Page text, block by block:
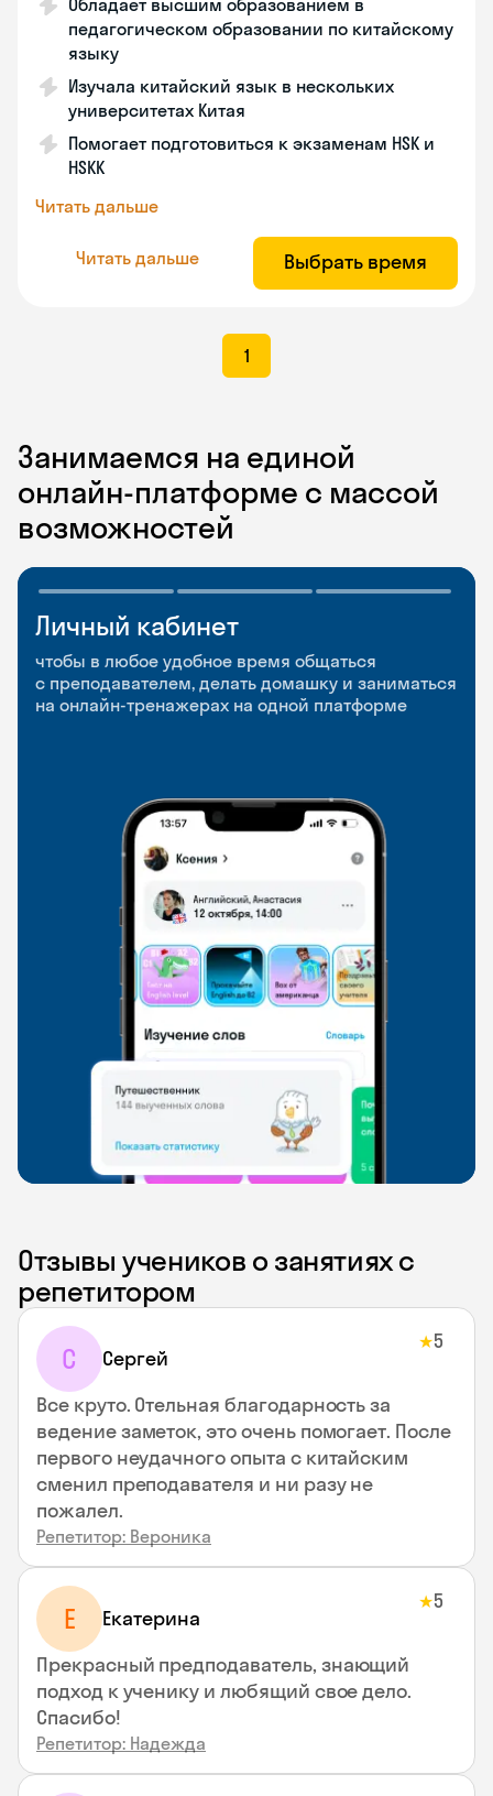
Обладает высшим образованием в
педагогическом образовании по китайскому
языку
Изучала китайский язык в нескольких
университетах Китая
Помогает подготовиться к экзаменам HSK и
HSKK
Читать дальше
Читать дальше Выбрать время
1
Занимаемся на единой
онлайн-платформе с массой
возможностей
Личный кабинет
чтобы в любое удобное время общаться
с преподавателем, делать домашку и заниматься
на онлайн-тренажерах на одной платформе
Мобильное
приложение
чтобы заниматься и изучать новые слова где
и когда удобно
Разговорные клубы
и Talks
Групповые занятия для разговорной практики
и индивидуальные встречи с преподавателями
Отзывы учеников о занятиях с
репетитором
С Сергей
★5
Все круто. Отельная благодарность за
ведение заметок, это очень помогает. После
первого неудачного опыта с китайским
сменил преподавателя и ни разу не
пожалел.
Репетитор: Вероника
Е Екатерина
★5
Прекрасный предподаватель, знающий
подход к ученику и любящий свое дело.
Спасибо!
Репетитор: Надежда